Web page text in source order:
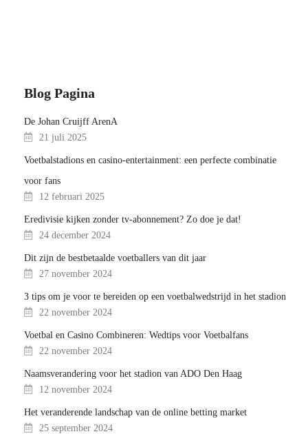
Blog Pagina
De Johan Cruijff ArenA
21 juli 2025
Voetbalstadions en casino-entertainment: een perfecte combinatie
voor fans
12 februari 2025
Eredivisie kijken zonder tv-abonnement? Zo doe je dat!
24 december 2024
Dit zijn de bestbetaalde voetballers van dit jaar
27 november 2024
3 tips om je voor te bereiden op een voetbalwedstrijd in het stadion
22 november 2024
Voetbal en Casino Combineren: Wedtips voor Voetbalfans
22 november 2024
Naamsverandering voor het stadion van ADO Den Haag
12 november 2024
Het veranderende landschap van de online betting market
25 september 2024